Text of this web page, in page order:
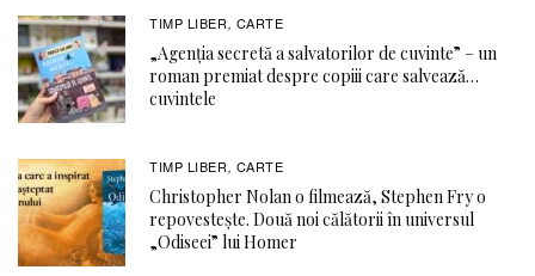
TIMP LIBER , CARTE
„Agenția secretă a salvatorilor de cuvinte” – un
roman premiat despre copiii care salvează…
cuvintele
TIMP LIBER , CARTE
Christopher Nolan o filmează, Stephen Fry o
repovestește. Două noi călătorii în universul
„Odiseei” lui Homer